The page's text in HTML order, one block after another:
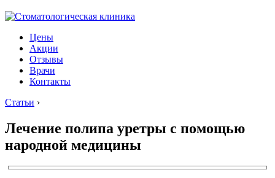
Цены
Акции
Отзывы
Врачи
Контакты
Статьи ›
Лечение полипа уретры с помощью
народной медицины